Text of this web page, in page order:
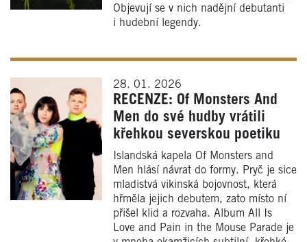
Objevují se v nich nadějní debutanti
i hudební legendy.
28. 01. 2026
RECENZE: Of Monsters And
Men do své hudby vrátili
křehkou severskou poetiku
Islandská kapela Of Monsters and
Men hlásí návrat do formy. Pryč je sice
mladistvá vikinská bojovnost, která
hřměla jejich debutem, zato místo ní
přišel klid a rozvaha. Album All Is
Love and Pain in the Mouse Parade je